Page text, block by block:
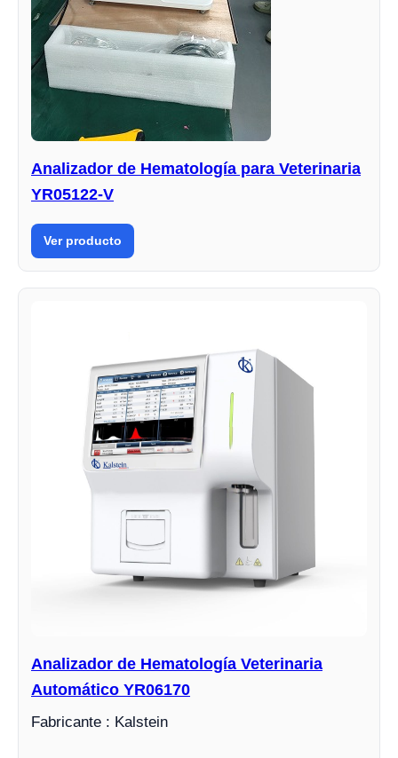
Analizador de Hematología para Veterinaria
YR05122-V
Ver producto
Analizador de Hematología Veterinaria
Automático YR06170
Fabricante : Kalstein